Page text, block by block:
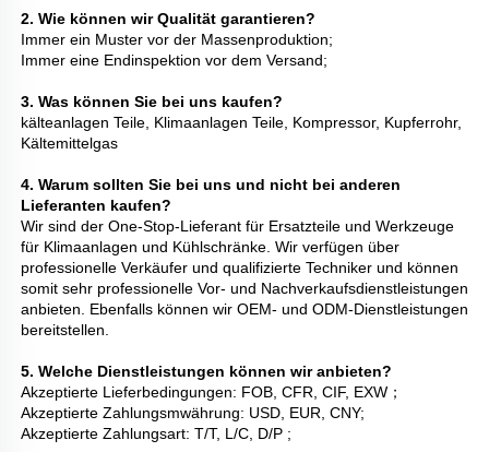
2. Wie können wir Qualität garantieren?
Immer ein Muster vor der Massenproduktion;
Immer eine Endinspektion vor dem Versand;
3. Was können Sie bei uns kaufen?
kälteanlagen Teile, Klimaanlagen Teile, Kompressor, Kupferrohr,
Kältemittelgas
4. Warum sollten Sie bei uns und nicht bei anderen
Lieferanten kaufen?
Wir sind der One-Stop-Lieferant für Ersatzteile und Werkzeuge
für Klimaanlagen und Kühlschränke. Wir verfügen über
professionelle Verkäufer und qualifizierte Techniker und können
somit sehr professionelle Vor- und Nachverkaufsdienstleistungen
anbieten. Ebenfalls können wir OEM- und ODM-Dienstleistungen
bereitstellen.
5. Welche Dienstleistungen können wir anbieten?
Akzeptierte Lieferbedingungen: FOB, CFR, CIF, EXW；
Akzeptierte Zahlungsmwährung: USD, EUR, CNY;
Akzeptierte Zahlungsart: T/T, L/C, D/P ;